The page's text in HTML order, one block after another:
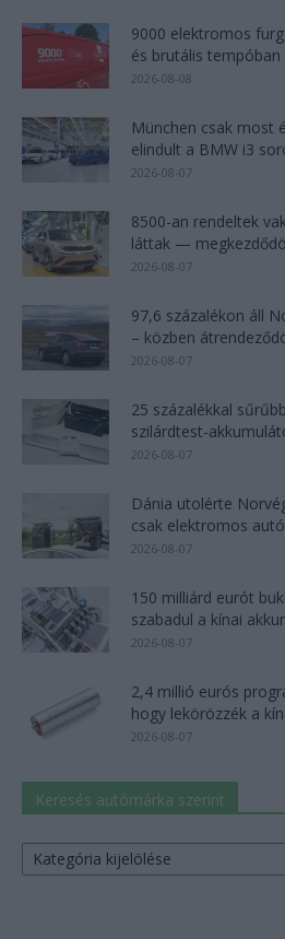
9000 elektromos
és brutális
2026-08-08
München csak most
elindult a BMW i3
2026-08-07
8500-an rendeltek
láttak —
2026-08-07
97,6 százalékon áll
– közben
2026-08-07
25 százalékkal
szilárdtest-
2026-08-07
Dánia utolérte
csak elektromos
2026-08-07
150 milliárd eurót
szabadul a kínai
2026-08-07
2,4 millió eurós
hogy lekörözzék a
2026-08-07
Keresés autómárka szerint
Keresés
autómárka